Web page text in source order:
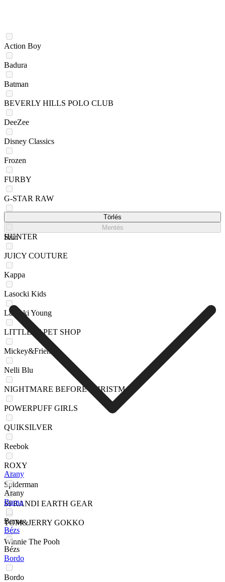
Action Boy
Badura
Batman
BEVERLY HILLS POLO CLUB
DeeZee
Disney Classics
Frozen
FURBY
G-STAR RAW
HUNTER
JUICY COUTURE
Kappa
Lasocki Kids
Lasocki Young
LITTLEST PET SHOP
Mickey&Friends
Nelli Blu
NIGHTMARE BEFORE CHRISTMAS
POWERPUFF GIRLS
QUIKSILVER
Reebok
ROXY
Spiderman
SPRANDI EARTH GEAR
TOM&JERRY GOKKO
Winnie The Pooh
Törlés
Mentés
Szín
Arany
Arany
Barna
Barna
Bézs
Bézs
Bordo
Bordo